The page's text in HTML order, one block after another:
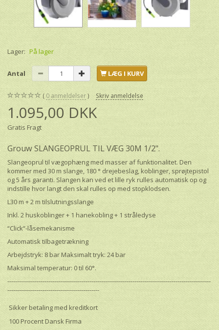
Lager: På lager
Antal LÆG I KURV
0 anmeldelser Skriv anmeldelse
1.095,00 DKK
Gratis Fragt
Grouw SLANGEOPRUL TIL VÆG 30M 1/2".
Slangeoprul til vægophæng med masser af funktionalitet. Den
kommer med 30 m slange, 180 ° drejebeslag, koblinger, sprøjtepistol
og 5 års garanti. Slangen kan ved et lille ryk rulles automatisk op og
indstille hvor langt den skal rulles op med stopklodsen.
L30 m + 2 m tilslutningsslange
Inkl. 2 huskoblinger + 1 hanekobling + 1 stråledyse
“Click“-låsemekanisme
Automatisk tilbagetrækning
Arbejdstryk: 8 bar Maksimalt tryk: 24 bar
Maksimal temperatur: 0 til 60°.
--------------------------------------------------------------------------------------------------------
-----------------------------------------------
Sikker betaling med kreditkort
100 Procent Dansk Firma